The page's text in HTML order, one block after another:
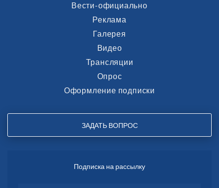
Вести-официально
Реклама
Галерея
Видео
Трансляции
Опрос
Оформление подписки
ЗАДАТЬ ВОПРОС
Подписка на рассылку